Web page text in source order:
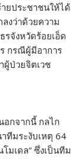
ยประชาชนให้ได้
งว่าด้วยความ
รจังหวัดร้อยเอ็ด
กรณีผู้มีอาการ
ผู้ป่วยจิตเวช
อกจากนี้ กลไก
ทีมระงับเหตุ 64
มเดล” ซึ่งเป็นทีม